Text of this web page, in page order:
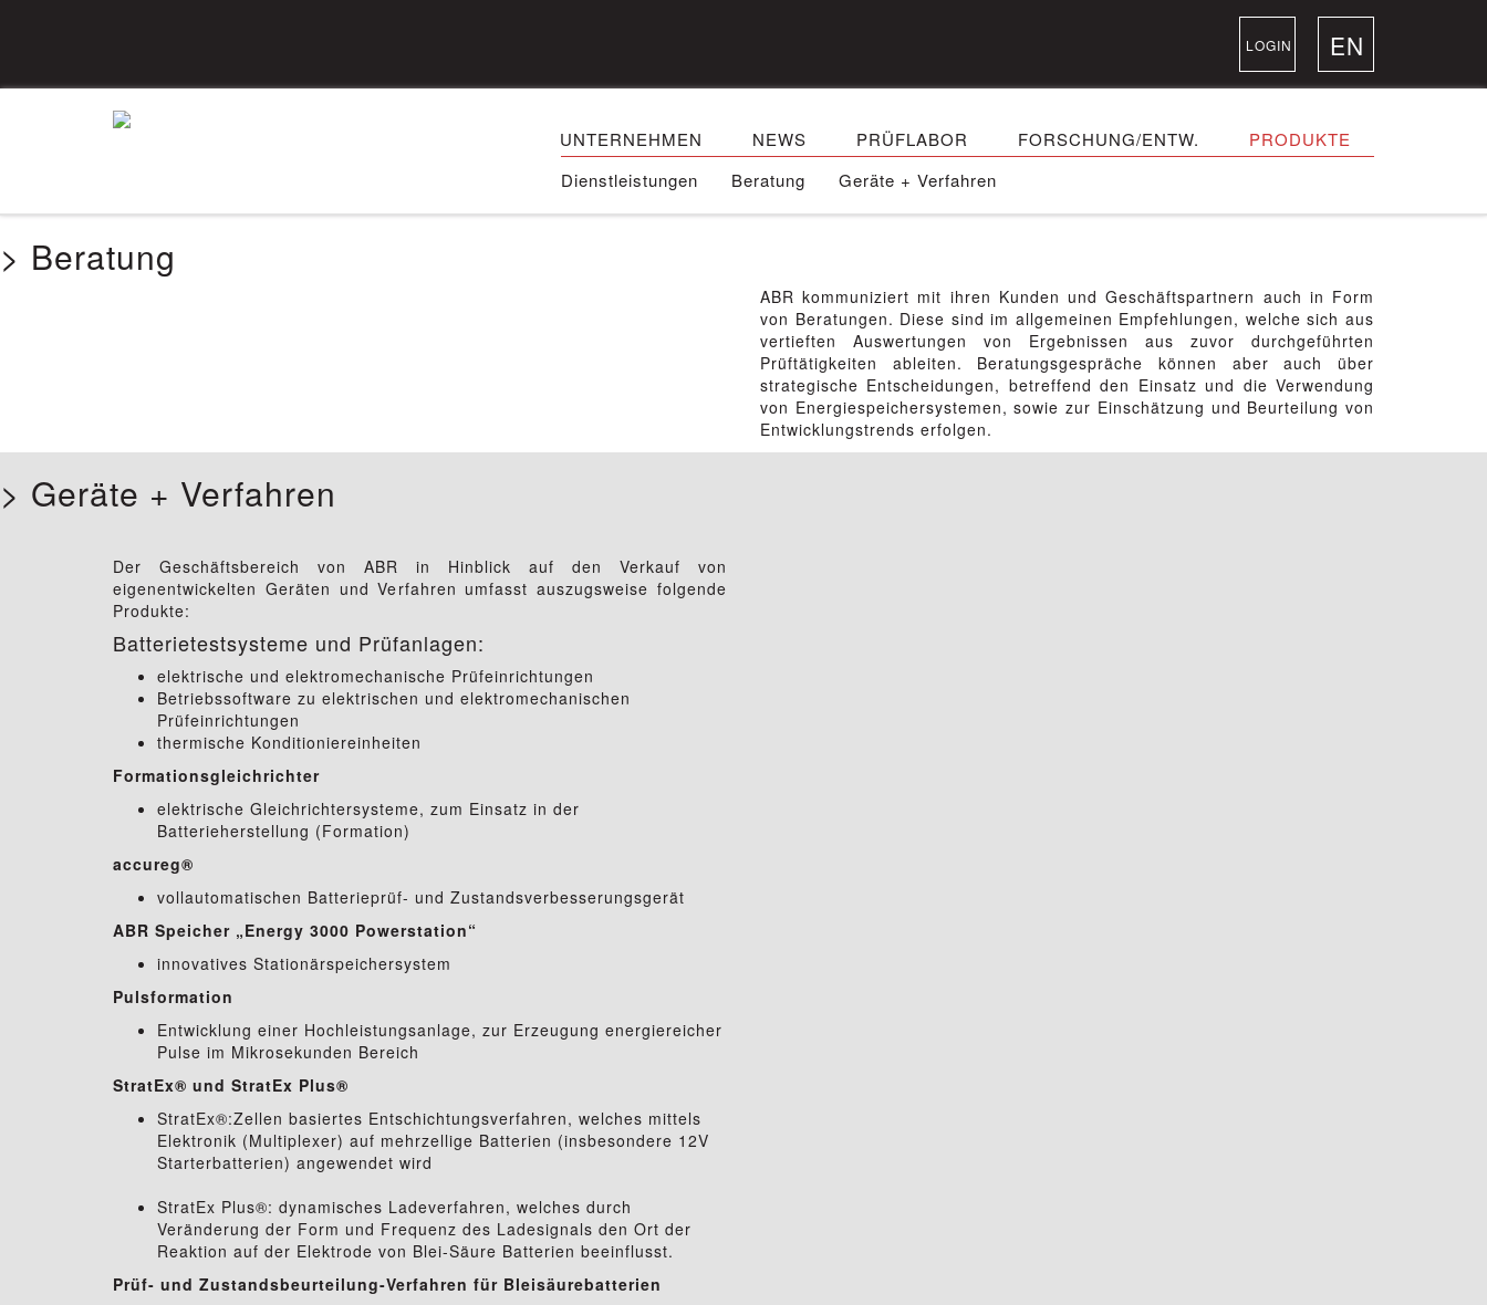
EN
LOGIN
UNTERNEHMEN NEWS PRÜFLABOR FORSCHUNG/ENTW.
PRODUKTE
Dienstleistungen
Beratung Geräte + Verfahren
> Beratung
ABR kommuniziert mit ihren Kunden und Geschäftspartnern auch in Form
von Beratungen. Diese sind im allgemeinen Empfehlungen, welche sich aus
vertieften Auswertungen von Ergebnissen aus zuvor durchgeführten
Prüftätigkeiten ableiten. Beratungsgespräche können aber auch über
strategische Entscheidungen, betreffend den Einsatz und die Verwendung
von Energiespeichersystemen, sowie zur Einschätzung und Beurteilung von
Entwicklungstrends erfolgen.
> Geräte + Verfahren
Der Geschäftsbereich von ABR in Hinblick auf den Verkauf von
eigenentwickelten Geräten und Verfahren umfasst auszugsweise folgende
Produkte:
Batterietestsysteme und Prüfanlagen:
elektrische und elektromechanische Prüfeinrichtungen
Betriebssoftware zu elektrischen und elektromechanischen
Prüfeinrichtungen
thermische Konditioniereinheiten
Formationsgleichrichter
elektrische Gleichrichtersysteme, zum Einsatz in der
Batterieherstellung (Formation)
accureg®
vollautomatischen Batterieprüf- und Zustandsverbesserungsgerät
ABR Speicher „Energy 3000 Powerstation“
innovatives Stationärspeichersystem
Pulsformation
Entwicklung einer Hochleistungsanlage, zur Erzeugung energiereicher
Pulse im Mikrosekunden Bereich
StratEx® und StratEx Plus®
StratEx®:Zellen basiertes Entschichtungsverfahren, welches mittels
Elektronik (Multiplexer) auf mehrzellige Batterien (insbesondere 12V
Starterbatterien) angewendet wird
StratEx Plus®: dynamisches Ladeverfahren, welches durch
Veränderung der Form und Frequenz des Ladesignals den Ort der
Reaktion auf der Elektrode von Blei-Säure Batterien beeinflusst.
Prüf- und Zustandsbeurteilung-Verfahren für Bleisäurebatterien